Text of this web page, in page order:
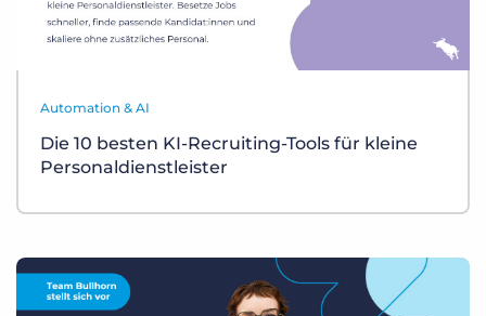
Automation & AI
Die 10 besten KI-Recruiting-Tools für kleine
Personaldienstleister